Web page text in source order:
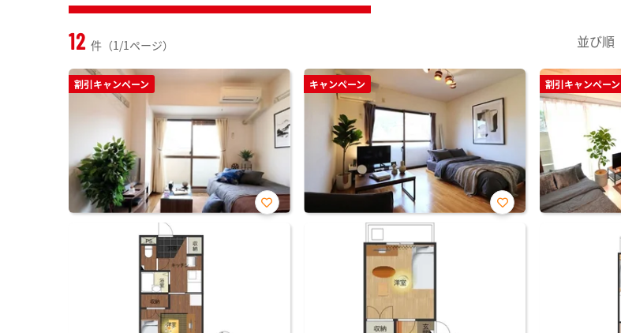
12 件（1/1ページ） 並び順
割引キャンペーン
お気
キャンペーン
お気
割引キャンペーン